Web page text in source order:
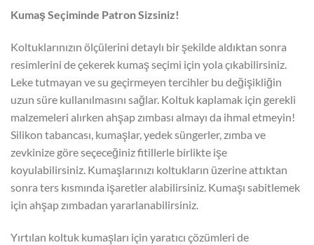
Kumaş Seçiminde Patron Sizsiniz!
Koltuklarınızın ölçülerini detaylı bir şekilde aldıktan sonra
resimlerini de çekerek kumaş seçimi için yola çıkabilirsiniz.
Leke tutmayan ve su geçirmeyen tercihler bu değişikliğin
uzun süre kullanılmasını sağlar. Koltuk kaplamak için gerekli
malzemeleri alırken ahşap zımbası almayı da ihmal etmeyin!
Silikon tabancası, kumaşlar, yedek süngerler, zımba ve
zevkinize göre seçeceğiniz fitillerle birlikte işe
koyulabilirsiniz. Kumaşlarınızı koltukların üzerine attıktan
sonra ters kısmında işaretler alabilirsiniz. Kumaşı sabitlemek
için ahşap zımbadan yararlanabilirsiniz.
Yırtılan koltuk kumaşları için yaratıcı çözümleri de